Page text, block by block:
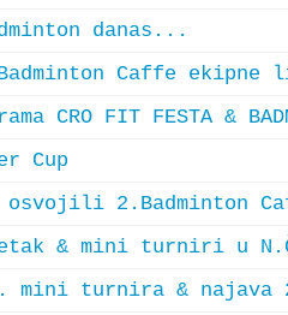
danas...
Caffe ekipne
CRO FIT FESTA &
Cup
osvojili 2.Badminton
& mini turniri u
mini turnira & najava